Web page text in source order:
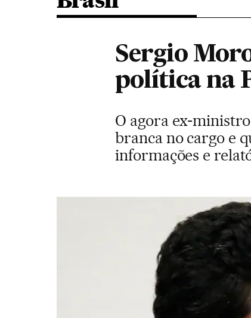
Sergio
política na
O agora ex-
branca no cargo e
informações e